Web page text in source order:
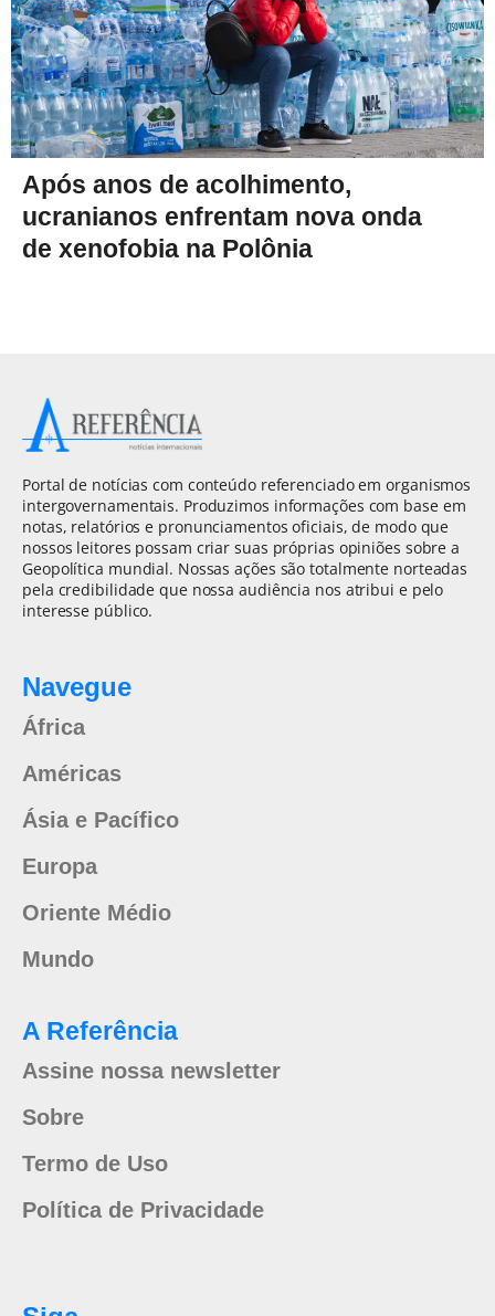
Após anos de acolhimento,
ucranianos enfrentam nova onda
de xenofobia na Polônia
Portal de notícias com conteúdo referenciado em organismos
intergovernamentais. Produzimos informações com base em
notas, relatórios e pronunciamentos oficiais, de modo que
nossos leitores possam criar suas próprias opiniões sobre a
Geopolítica mundial. Nossas ações são totalmente norteadas
pela credibilidade que nossa audiência nos atribui e pelo
interesse público.
Navegue
África
Américas
Ásia e Pacífico
Europa
Oriente Médio
Mundo
A Referência
Assine nossa newsletter
Sobre
Termo de Uso
Política de Privacidade